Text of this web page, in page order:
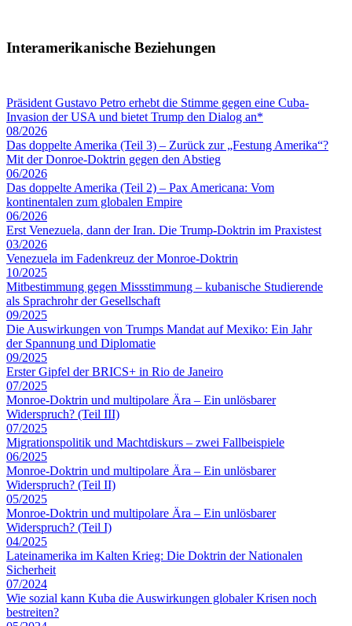
Interamerikanische Beziehungen
Präsident Gustavo Petro erhebt die Stimme gegen eine Cuba-
Invasion der USA und bietet Trump den Dialog an*
08/2026
Das doppelte Amerika (Teil 3) – Zurück zur „Festung Amerika“?
Mit der Donroe-Doktrin gegen den Abstieg
06/2026
Das doppelte Amerika (Teil 2) – Pax Americana: Vom
kontinentalen zum globalen Empire
06/2026
Erst Venezuela, dann der Iran. Die Trump-Doktrin im Praxistest
03/2026
Venezuela im Fadenkreuz der Monroe-Doktrin
10/2025
Mitbestimmung gegen Missstimmung – kubanische Studierende
als Sprachrohr der Gesellschaft
09/2025
Die Auswirkungen von Trumps Mandat auf Mexiko: Ein Jahr
der Spannung und Diplomatie
09/2025
Erster Gipfel der BRICS+ in Rio de Janeiro
07/2025
Monroe-Doktrin und multipolare Ära – Ein unlösbarer
Widerspruch? (Teil III)
07/2025
Migrationspolitik und Machtdiskurs – zwei Fallbeispiele
06/2025
Monroe-Doktrin und multipolare Ära – Ein unlösbarer
Widerspruch? (Teil II)
05/2025
Monroe-Doktrin und multipolare Ära – Ein unlösbarer
Widerspruch? (Teil I)
04/2025
Lateinamerika im Kalten Krieg: Die Doktrin der Nationalen
Sicherheit
07/2024
Wie sozial kann Kuba die Auswirkungen globaler Krisen noch
bestreiten?